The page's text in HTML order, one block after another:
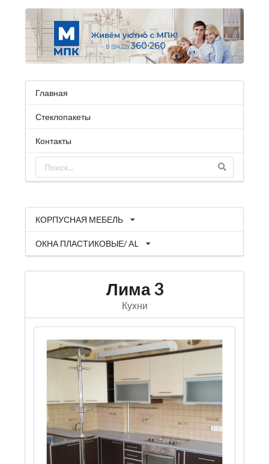
Главная
Стеклопакеты
Контакты
КОРПУСНАЯ МЕБЕЛЬ
ОКНА ПЛАСТИКОВЫЕ/ AL
Лима 3
Кухни